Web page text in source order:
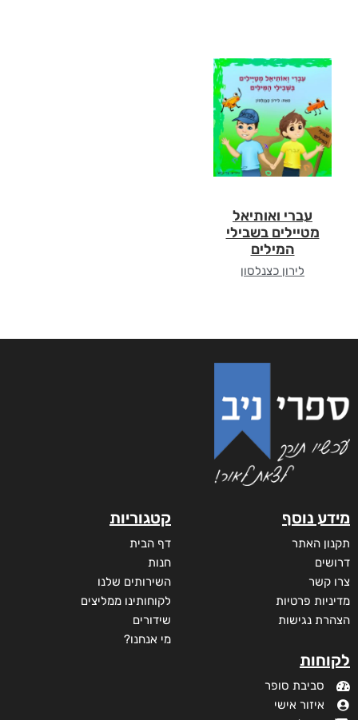
עברי ואותיאל
מטיילים בשבילי
המילים
לירון כצנלסון
מידע נוסף
תקנון האתר
דרושים
צרו קשר
מדיניות פרטיות
הצהרת נגישות
לקוחות
סביבת סופר
איזור אישי
קטגוריות
דף הבית
חנות
השירותים שלנו
לקוחותינו ממליצים
שידורים
מי אנחנו?